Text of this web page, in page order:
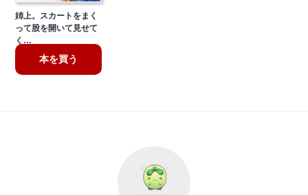
姉上。スカートをまく
って股を開いて見せて
く…
本を買う